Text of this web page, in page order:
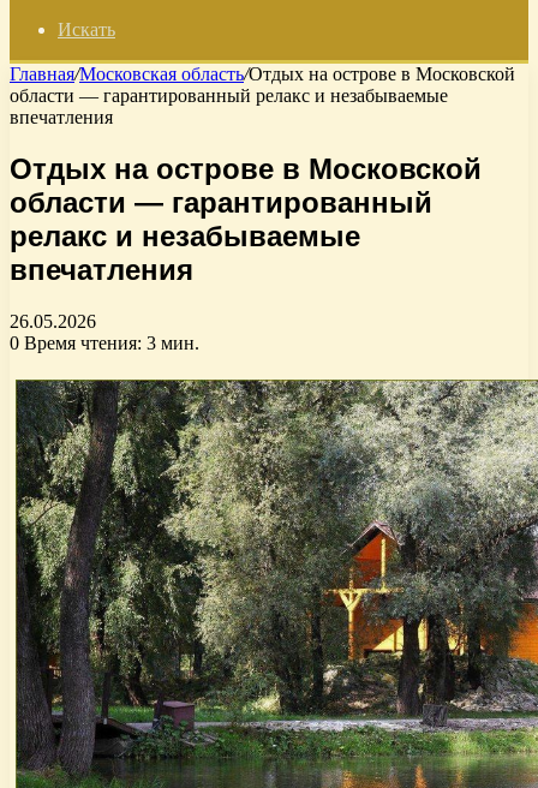
Искать
Главная/Московская область/Отдых на острове в Московской
области — гарантированный релакс и незабываемые
впечатления
Отдых на острове в Московской
области — гарантированный
релакс и незабываемые
впечатления
26.05.2026
0 Время чтения: 3 мин.